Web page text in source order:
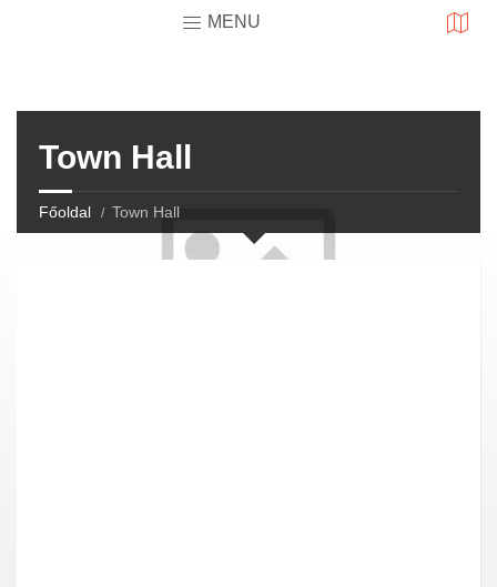
MENU
Town Hall
Főoldal Town Hall